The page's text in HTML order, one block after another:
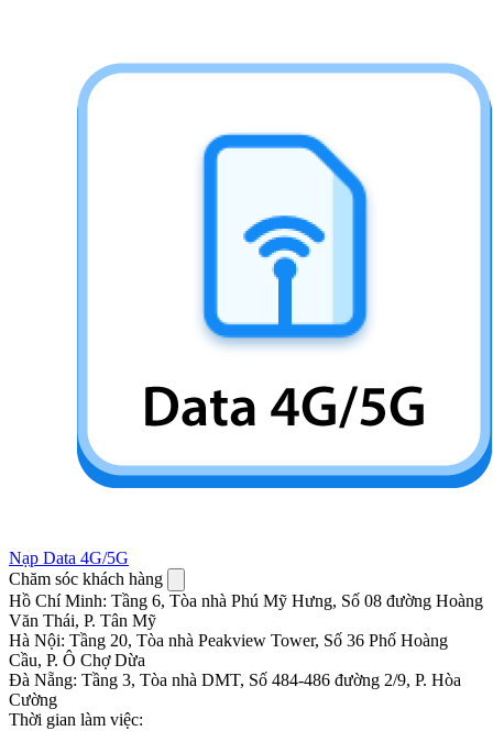
Nạp Data 4G/5G
Chăm sóc khách hàng
Hồ Chí Minh: Tầng 6, Tòa nhà Phú Mỹ Hưng, Số 08 đường Hoàng
Văn Thái, P. Tân Mỹ
Hà Nội: Tầng 20, Tòa nhà Peakview Tower, Số 36 Phố Hoàng
Cầu, P. Ô Chợ Dừa
Đà Nẵng: Tầng 3, Tòa nhà DMT, Số 484-486 đường 2/9, P. Hòa
Cường
Thời gian làm việc: